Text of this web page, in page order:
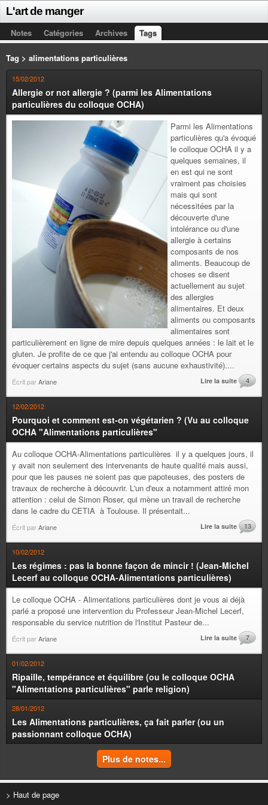
L'art de manger
Notes Catégories Archives Tags
Tag > alimentations particulières
15/02/2012
Allergie or not allergie ? (parmi les Alimentations
particulières du colloque OCHA)
Parmi les Alimentations
particulières qu'a évoqué
le colloque OCHA il y a
quelques semaines, il
en est qui ne sont
vraiment pas choisies
mais qui sont
nécessitées par la
découverte d'une
intolérance ou d'une
allergie à certains
composants de nos
aliments. Beaucoup de
choses se disent
actuellement au sujet
des allergies
alimentaires. Et deux
aliments ou composants
alimentaires sont
particulièrement en ligne de mire depuis quelques années : le lait et le
gluten. Je profite de ce que j'ai entendu au colloque OCHA pour
évoquer certains aspects du sujet (sans aucune exhaustivité)....
Écrit parAriane Lire la suite 4
12/02/2012
Pourquoi et comment est-on végétarien ? (Vu au colloque
OCHA "Alimentations particulières"
Au colloque OCHA-Alimentations particulières il y a quelques jours, il
y avait non seulement des intervenants de haute qualité mais aussi,
pour que les pauses ne soient pas que papoteuses, des posters de
travaux de recherche à découvrir. L'un d'eux a notamment attiré mon
attention : celui de Simon Roser, qui mène un travail de recherche
dans le cadre du CETIA à Toulouse. Il présentait...
Écrit parAriane Lire la suite 13
10/02/2012
Les régimes : pas la bonne façon de mincir ! (Jean-Michel
Lecerf au colloque OCHA-Alimentations particulières)
Le colloque OCHA - Alimentations particulières dont je vous ai déjà
parlé a proposé une intervention du Professeur Jean-Michel Lecerf,
responsable du service nutrition de l'Institut Pasteur de...
Écrit parAriane Lire la suite 7
01/02/2012
Ripaille, tempérance et équilibre (ou le colloque OCHA
"Alimentations particulières" parle religion)
28/01/2012
Les Alimentations particulières, ça fait parler (ou un
passionnant colloque OCHA)
Plus de notes...
> Haut de page